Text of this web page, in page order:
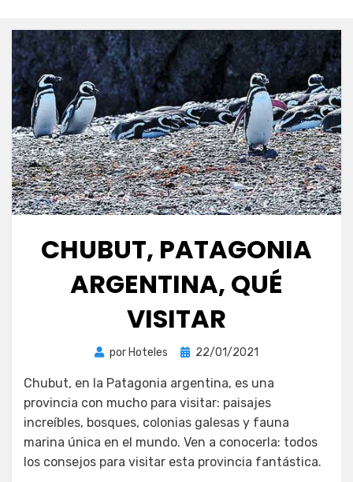
CHUBUT, PATAGONIA
ARGENTINA, QUÉ
VISITAR
por Hoteles
Publicada
22/01/2021
Chubut, en la Patagonia argentina, es una
provincia con mucho para visitar: paisajes
increíbles, bosques, colonias galesas y fauna
marina única en el mundo. Ven a conocerla: todos
los consejos para visitar esta provincia fantástica.